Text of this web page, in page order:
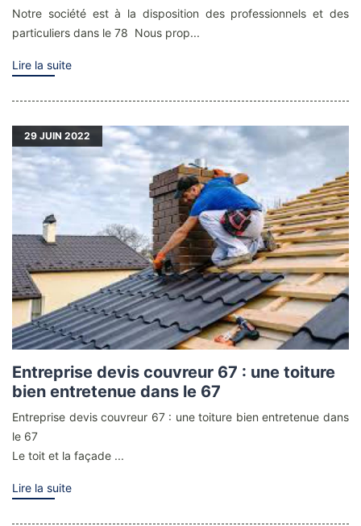
Notre société est à la disposition des professionnels et des
particuliers dans le 78 Nous prop...
Lire la suite
29 JUIN 2022
Entreprise devis couvreur 67 : une toiture
bien entretenue dans le 67
Entreprise devis couvreur 67 : une toiture bien entretenue dans
le 67
Le toit et la façade ...
Lire la suite